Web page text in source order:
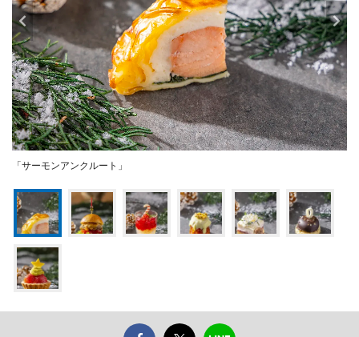
「サーモンアンクルート」